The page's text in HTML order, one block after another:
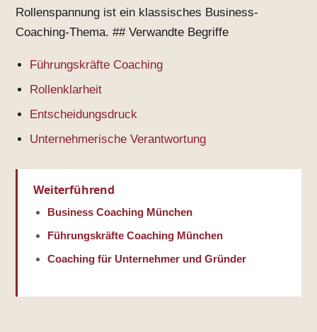
Rollenspannung ist ein klassisches Business-
Coaching-Thema. ## Verwandte Begriffe
Führungskräfte Coaching
Rollenklarheit
Entscheidungsdruck
Unternehmerische Verantwortung
Weiterführend
Business Coaching München
Führungskräfte Coaching München
Coaching für Unternehmer und Gründer